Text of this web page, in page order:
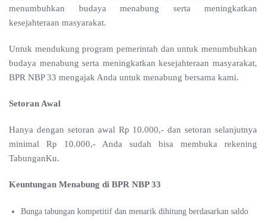
menumbuhkan budaya menabung serta meningkatkan
kesejahteraan masyarakat.
Untuk mendukung program pemerintah dan untuk menumbuhkan
budaya menabung serta meningkatkan kesejahteraan masyarakat,
BPR NBP 33 mengajak Anda untuk menabung bersama kami.
Setoran Awal
Hanya dengan setoran awal Rp 10.000,- dan setoran selanjutnya
minimal Rp 10.000,- Anda sudah bisa membuka rekening
TabunganKu.
Keuntungan Menabung di BPR NBP 33
Bunga tabungan kompetitif dan menarik dihitung berdasarkan saldo